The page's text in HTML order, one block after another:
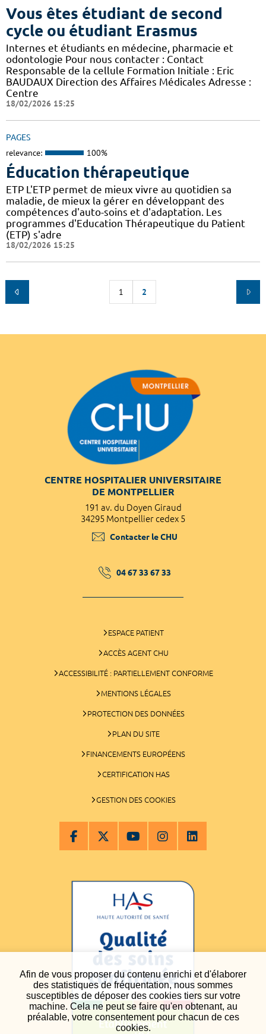
Afin de vous proposer du contenu enrichi et d'élaborer
des statistiques de fréquentation, nous sommes
susceptibles de déposer des cookies tiers sur votre
machine. Cela ne peut se faire qu'en obtenant, au
préalable, votre consentement pour chacun de ces
cookies.
Vous êtes étudiant de second
cycle ou étudiant Erasmus
Internes et étudiants en médecine, pharmacie et
odontologie Pour nous contacter : Contact
Responsable de la cellule Formation Initiale : Eric
BAUDAUX Direction des Affaires Médicales Adresse :
Centre
18/02/2026 15:25
PAGES
relevance: 100%
Éducation thérapeutique
ETP L'ETP permet de mieux vivre au quotidien sa
maladie, de mieux la gérer en développant des
compétences d'auto-soins et d'adaptation. Les
programmes d'Education Thérapeutique du Patient
(ETP) s'adre
18/02/2026 15:25
1 2
CENTRE HOSPITALIER UNIVERSITAIRE
DE MONTPELLIER
191 av. du Doyen Giraud
34295 Montpellier cedex 5
Contacter le CHU
04 67 33 67 33
ESPACE PATIENT
ACCÈS AGENT CHU
ACCESSIBILITÉ : PARTIELLEMENT CONFORME
MENTIONS LÉGALES
PROTECTION DES DONNÉES
PLAN DU SITE
FINANCEMENTS EUROPÉENS
CERTIFICATION HAS
GESTION DES COOKIES